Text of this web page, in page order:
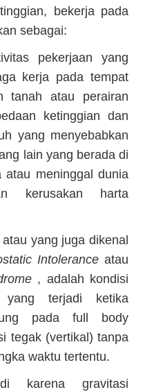
bekerja pada
sebagai:
pekerjaan yang
kerja pada tempat
tanah atau perairan
ketinggian dan
yang menyebabkan
lain yang berada di
atau meninggal dunia
kerusakan harta
yang juga dikenal
Intolerance atau
, adalah kondisi
yang terjadi ketika
pada full body
tegak (vertikal) tanpa
waktu tertentu.
karena gravitasi